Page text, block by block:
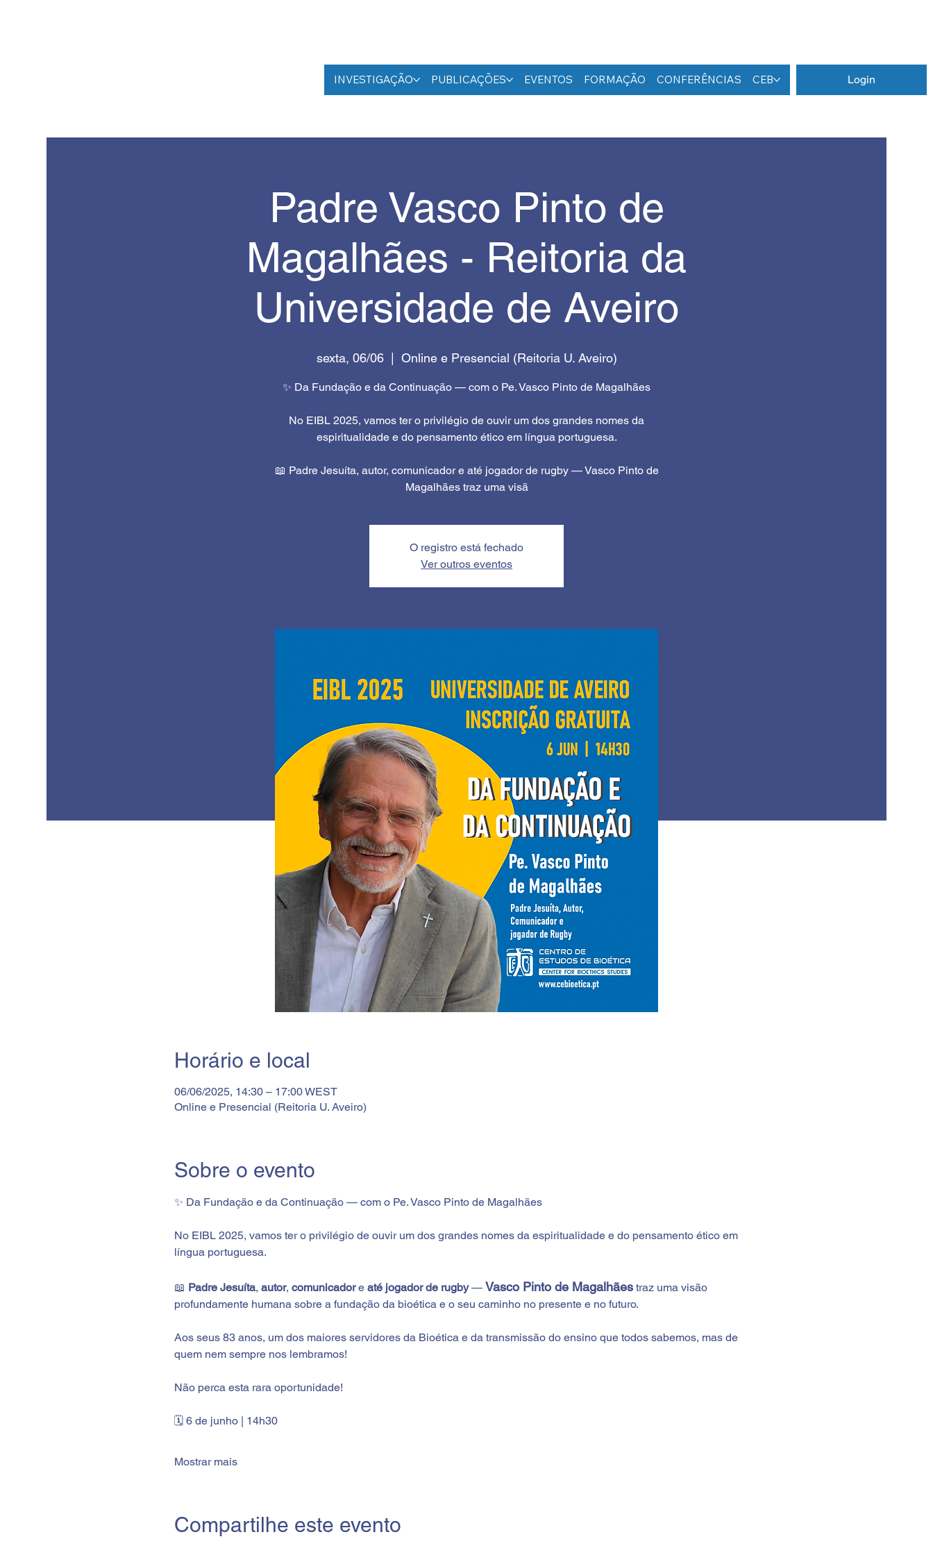
INVESTIGAÇÃO PUBLICAÇÕES EVENTOS FORMAÇÃO CONFERÊNCIAS CEB Login
Padre Vasco Pinto de
Magalhães - Reitoria da
Universidade de Aveiro
sexta, 06/06
  |
Online e Presencial (Reitoria U. Aveiro)
✨ Da Fundação e da Continuação — com o Pe. Vasco Pinto de Magalhães
No EIBL 2025, vamos ter o privilégio de ouvir um dos grandes nomes da
espiritualidade e do pensamento ético em língua portuguesa.
📖 Padre Jesuíta, autor, comunicador e até jogador de rugby — Vasco Pinto de
Magalhães traz uma visã
O registro está fechado
Ver outros eventos
Horário e local
06/06/2025, 14:30 – 17:00 WEST
Online e Presencial (Reitoria U. Aveiro)
Sobre o evento
✨ Da Fundação e da Continuação — com o Pe. Vasco Pinto de Magalhães
No EIBL 2025, vamos ter o privilégio de ouvir um dos grandes nomes da espiritualidade e do pensamento ético em
língua portuguesa.
📖 Padre Jesuíta, autor, comunicador e até jogador de rugby — Vasco Pinto de Magalhães traz uma visão
profundamente humana sobre a fundação da bioética e o seu caminho no presente e no futuro.
Aos seus 83 anos, um dos maiores servidores da Bioética e da transmissão do ensino que todos sabemos, mas de
quem nem sempre nos lembramos!
Não perca esta rara oportunidade!
🗓 6 de junho | 14h30
Mostrar mais
Compartilhe este evento